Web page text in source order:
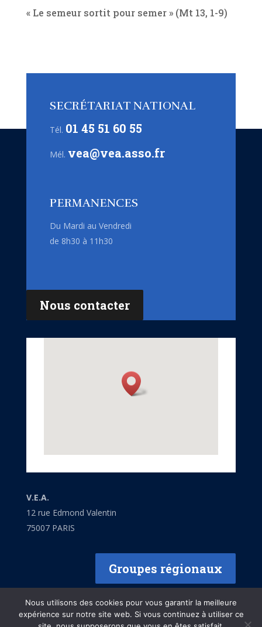
« Le semeur sortit pour semer » (Mt 13, 1-9)
SECRÉTARIAT NATIONAL
Tél. 01 45 51 60 55
Mél. vea@vea.asso.fr
PERMANENCES
Du Mardi au Vendredi
de 8h30 à 11h30
Nous contacter
V.E.A.
12 rue Edmond Valentin
75007 PARIS
Groupes régionaux
Nous utilisons des cookies pour vous garantir la meilleure
expérience sur notre site web. Si vous continuez à utiliser ce